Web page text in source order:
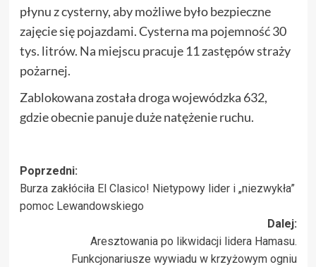
płynu z cysterny, aby możliwe było bezpieczne
zajęcie się pojazdami. Cysterna ma pojemność 30
tys. litrów. Na miejscu pracuje 11 zastępów straży
pożarnej.
Zablokowana została droga wojewódzka 632,
gdzie obecnie panuje duże natężenie ruchu.
Zobacz
wpisy
Poprzedni:
Burza zakłóciła El Clasico! Nietypowy lider i „niezwykła”
pomoc Lewandowskiego
Dalej:
Aresztowania po likwidacji lidera Hamasu.
Funkcjonariusze wywiadu w krzyżowym ogniu